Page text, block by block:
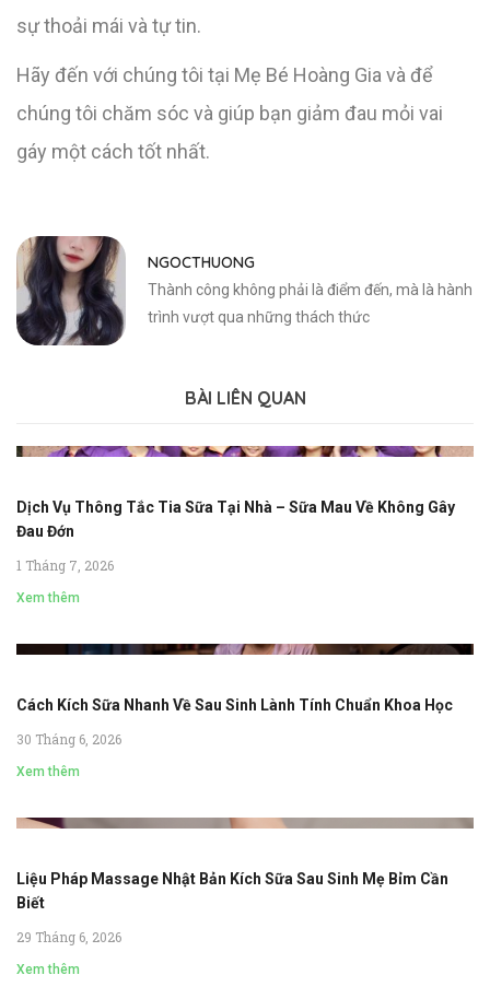
sự thoải mái và tự tin.
Hãy đến với chúng tôi tại Mẹ Bé Hoàng Gia và để
chúng tôi chăm sóc và giúp bạn giảm đau mỏi vai
gáy một cách tốt nhất.
NGOCTHUONG
Thành công không phải là điểm đến, mà là hành
trình vượt qua những thách thức
BÀI LIÊN QUAN
Dịch Vụ Thông Tắc Tia Sữa Tại Nhà – Sữa Mau Về Không Gây
Đau Đớn
1 Tháng 7, 2026
Xem thêm
Cách Kích Sữa Nhanh Về Sau Sinh Lành Tính Chuẩn Khoa Học
30 Tháng 6, 2026
Xem thêm
Liệu Pháp Massage Nhật Bản Kích Sữa Sau Sinh Mẹ Bỉm Cần
Biết
29 Tháng 6, 2026
Xem thêm